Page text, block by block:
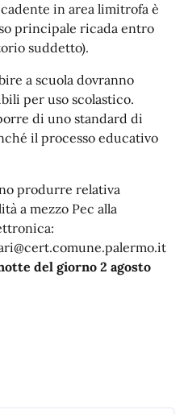
in area limitrofa è
principale ricada entro
suddetto).
a scuola dovranno
per uso scolastico.
di uno standard di
il processo educativo
produrre relativa
a mezzo Pec alla
del giorno 2 agosto